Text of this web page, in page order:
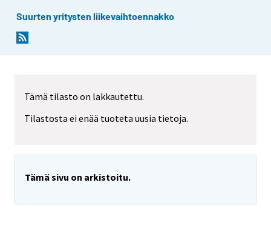
Suurten yritysten liikevaihtoennakko
Tämä tilasto on lakkautettu.
Tilastosta ei enää tuoteta uusia tietoja.
Tämä sivu on arkistoitu.